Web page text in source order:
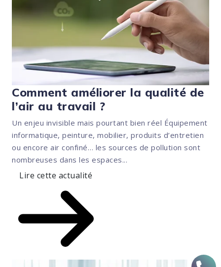
Comment améliorer la qualité de
l’air au travail ?
Un enjeu invisible mais pourtant bien réel Équipement
informatique, peinture, mobilier, produits d’entretien
ou encore air confiné… les sources de pollution sont
nombreuses dans les espaces...
Lire cette actualité